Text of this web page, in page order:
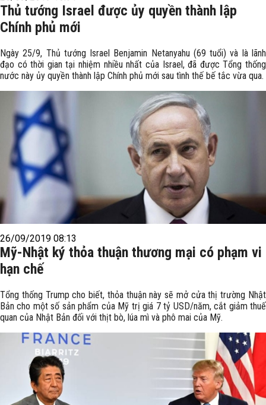
Thủ tướng Israel được ủy quyền thành lập
Chính phủ mới
Ngày 25/9, Thủ tướng Israel Benjamin Netanyahu (69 tuổi) và là lãnh
đạo có thời gian tại nhiệm nhiều nhất của Israel, đã được Tổng thống
nước này ủy quyền thành lập Chính phủ mới sau tình thế bế tắc vừa qua.
26/09/2019 08:13
Mỹ-Nhật ký thỏa thuận thương mại có phạm vi
hạn chế
Tổng thống Trump cho biết, thỏa thuận này sẽ mở cửa thị trường Nhật
Bản cho một số sản phẩm của Mỹ trị giá 7 tỷ USD/năm, cắt giảm thuế
quan của Nhật Bản đối với thịt bò, lúa mì và phô mai của Mỹ.